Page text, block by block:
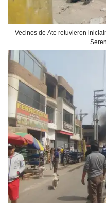
Vecinos de Ate retuvieron